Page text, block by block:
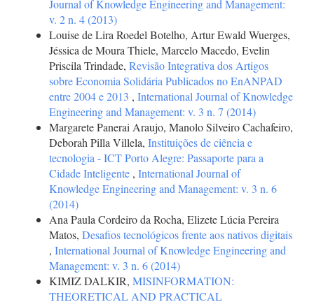
Journal of Knowledge Engineering and Management:
v. 2 n. 4 (2013)
Louise de Lira Roedel Botelho, Artur Ewald Wuerges,
Jéssica de Moura Thiele, Marcelo Macedo, Evelin
Priscila Trindade, Revisão Integrativa dos Artigos
sobre Economia Solidária Publicados no EnANPAD
entre 2004 e 2013 , International Journal of Knowledge
Engineering and Management: v. 3 n. 7 (2014)
Margarete Panerai Araujo, Manolo Silveiro Cachafeiro,
Deborah Pilla Villela, Instituições de ciência e
tecnologia - ICT Porto Alegre: Passaporte para a
Cidade Inteligente , International Journal of
Knowledge Engineering and Management: v. 3 n. 6
(2014)
Ana Paula Cordeiro da Rocha, Elizete Lúcia Pereira
Matos, Desafios tecnológicos frente aos nativos digitais
, International Journal of Knowledge Engineering and
Management: v. 3 n. 6 (2014)
KIMIZ DALKIR, MISINFORMATION:
THEORETICAL AND PRACTICAL